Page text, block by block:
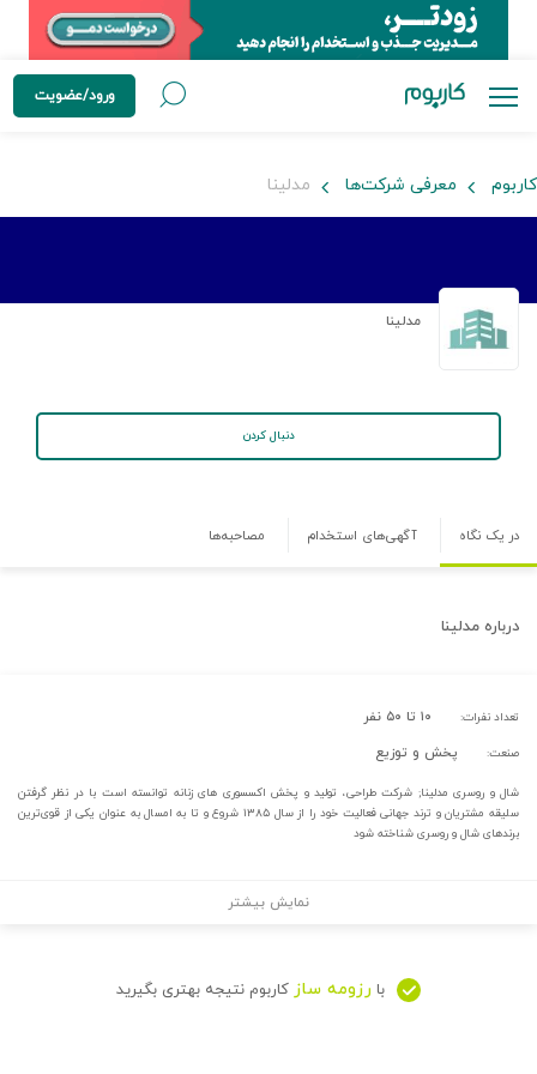
ورود/عضویت
کاربوم معرفی شرکت‌ها مدلینا
مدلینا
دنبال کردن
در یک نگاه آگهی‌های استخدام مصاحبه‌ها
درباره مدلینا
تعداد نفرات: ۱۰ تا ۵۰ نفر
صنعت: پخش و توزیع
شال و روسری مدلینا; شرکت طراحی، تولید و پخش اکسسوری های زنانه توانسته است با در نظر گرفتن
سلیقه مشتریان و ترند جهانی فعالیت خود را از سال ۱۳۸۵ شروع و تا به امسال به عنوان یکی از قوی‌ترین
برندهای شال و روسری شناخته شود
نمایش بیشتر
با رزومه ساز کاربوم نتیجه بهتری بگیرید